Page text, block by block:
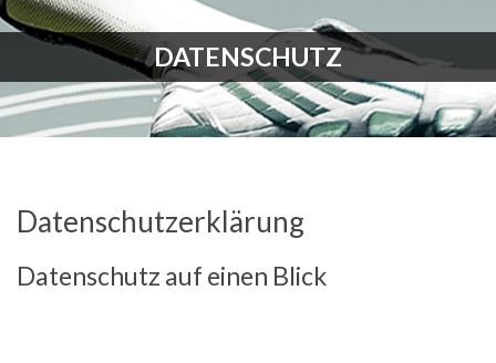
DATENSCHUTZ
Datenschutzerklärung
Datenschutz auf einen Blick